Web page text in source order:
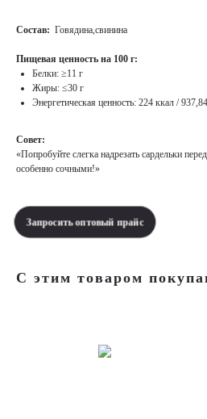
Состав: Говядина,свинина
Пищевая ценность на 100 г:
Белки: ≥11 г
Жиры: ≤30 г
Энергетическая ценность: 224 ккал /
Совет:
«Попробуйте слегка надрезать сардельки
особенно сочными!»
Запросить оптовый прайс
С этим товаром